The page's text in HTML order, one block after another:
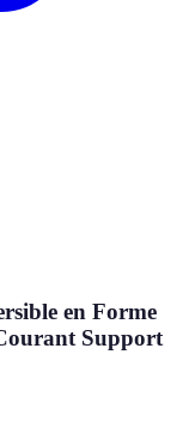
en Forme
Support